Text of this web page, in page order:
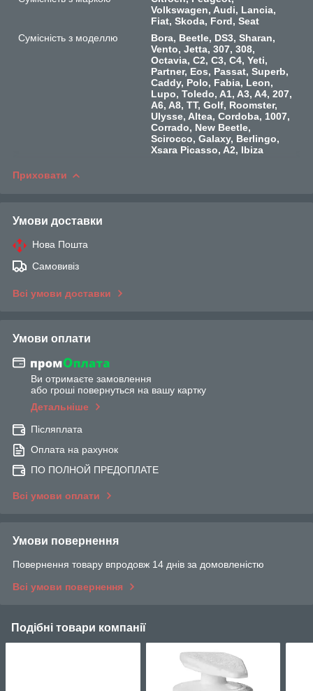
Volkswagen, Audi, Lancia,
Fiat, Skoda, Ford, Seat
Сумісність з моделлю
Bora, Beetle, DS3, Sharan,
Vento, Jetta, 307, 308,
Octavia, C2, C3, C4, Yeti,
Partner, Eos, Passat, Superb,
Caddy, Polo, Fabia, Leon,
Lupo, Toledo, A1, A3, A4, 207,
A6, A8, TT, Golf, Roomster,
Ulysse, Altea, Cordoba, 1007,
Corrado, New Beetle,
Scirocco, Galaxy, Berlingo,
Xsara Picasso, A2, Ibiza
Приховати
Умови доставки
Нова Пошта
Самовивіз
Всі умови доставки
Умови оплати
Ви отримаєте замовлення
або гроші повернуться на вашу картку
Детальніше
Післяплата
Оплата на рахунок
ПО ПОЛНОЙ ПРЕДОПЛАТЕ
Всі умови оплати
Умови повернення
Повернення товару впродовж 14 днів за домовленістю
Всі умови повернення
Подібні товари компанії